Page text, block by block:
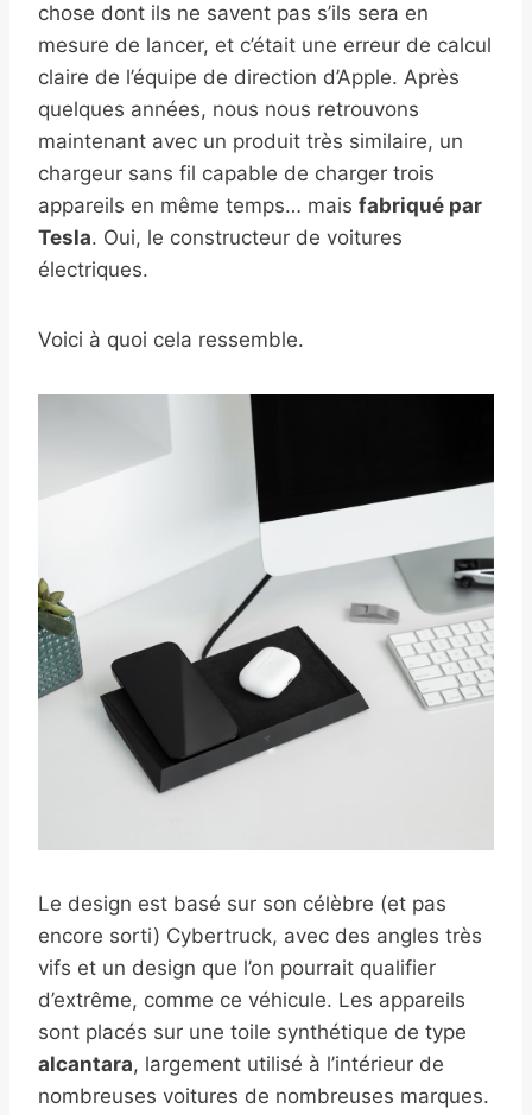
chose dont ils ne savent pas s’ils sera en
mesure de lancer, et c’était une erreur de calcul
claire de l’équipe de direction d’Apple. Après
quelques années, nous nous retrouvons
maintenant avec un produit très similaire, un
chargeur sans fil capable de charger trois
appareils en même temps… mais fabriqué par
Tesla. Oui, le constructeur de voitures
électriques.
Voici à quoi cela ressemble.
Le design est basé sur son célèbre (et pas
encore sorti) Cybertruck, avec des angles très
vifs et un design que l’on pourrait qualifier
d’extrême, comme ce véhicule. Les appareils
sont placés sur une toile synthétique de type
alcantara, largement utilisé à l’intérieur de
nombreuses voitures de nombreuses marques.